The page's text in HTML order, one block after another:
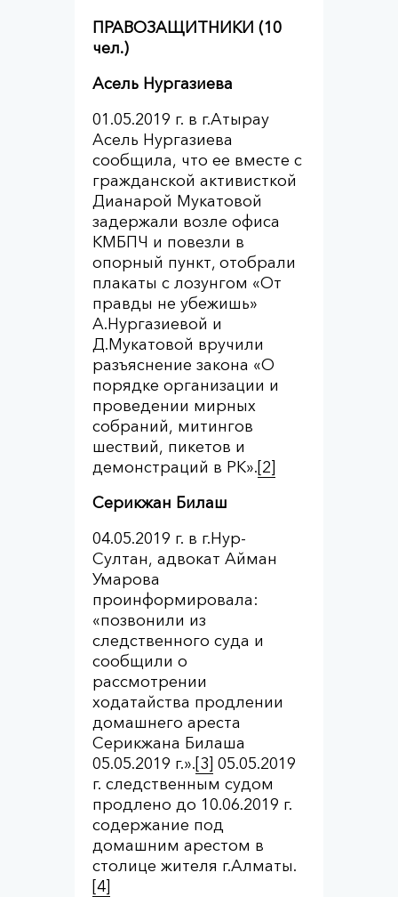
ПРАВОЗАЩИТНИКИ (10
чел.)
Асель Нургазиева
01.05.2019 г. в г.Атырау
Асель Нургазиева
сообщила, что ее вместе с
гражданской активисткой
Дианарой Мукатовой
задержали возле офиса
КМБПЧ и повезли в
опорный пункт, отобрали
плакаты с лозунгом «От
правды не убежишь»
А.Нургазиевой и
Д.Мукатовой вручили
разъяснение закона «О
порядке организации и
проведении мирных
собраний, митингов
шествий, пикетов и
демонстраций в РК».[2]
Серикжан Билаш
04.05.2019 г. в г.Нур-
Султан, адвокат Айман
Умарова
проинформировала:
«позвонили из
следственного суда и
сообщили о
рассмотрении
ходатайства продлении
домашнего ареста
Серикжана Билаша
05.05.2019 г.».[3] 05.05.2019
г. следственным судом
продлено до 10.06.2019 г.
содержание под
домашним арестом в
столице жителя г.Алматы.
[4]